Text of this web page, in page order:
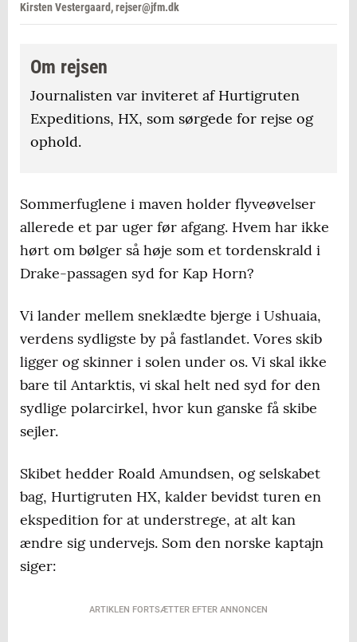
Kirsten Vestergaard, rejser@jfm.dk
Om rejsen
Journalisten var inviteret af Hurtigruten
Expeditions, HX, som sørgede for rejse og
ophold.
Sommerfuglene i maven holder flyveøvelser
allerede et par uger før afgang. Hvem har ikke
hørt om bølger så høje som et tordenskrald i
Drake-passagen syd for Kap Horn?
Vi lander mellem sneklædte bjerge i Ushuaia,
verdens sydligste by på fastlandet. Vores skib
ligger og skinner i solen under os. Vi skal ikke
bare til Antarktis, vi skal helt ned syd for den
sydlige polarcirkel, hvor kun ganske få skibe
sejler.
Skibet hedder Roald Amundsen, og selskabet
bag, Hurtigruten HX, kalder bevidst turen en
ekspedition for at understrege, at alt kan
ændre sig undervejs. Som den norske kaptajn
siger:
ARTIKLEN FORTSÆTTER EFTER ANNONCEN